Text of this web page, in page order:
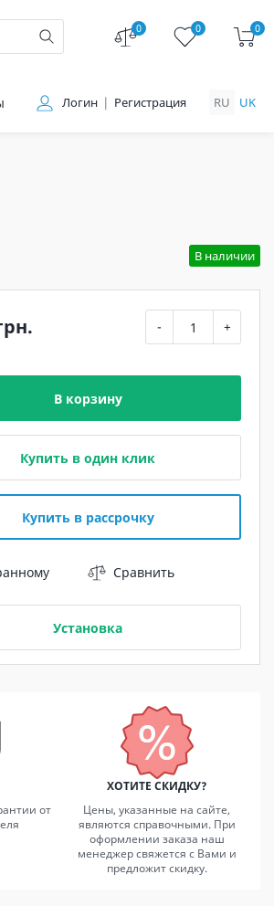
0 0 0
Логин Регистрация RU UK
В наличии
- +
В корзину
Купить в один клик
Купить в рассрочку
Сравнить
Установка
от
ХОТИТЕ СКИДКУ?
Цены, указанные на сайте,
являются справочными. При
оформлении заказа наш
менеджер свяжется с Вами и
предложит скидку.